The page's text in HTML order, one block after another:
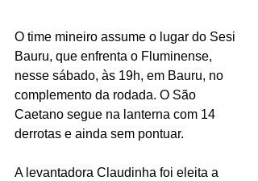
O time mineiro assume o lugar do Sesi
Bauru, que enfrenta o Fluminense,
nesse sábado, às 19h, em Bauru, no
complemento da rodada. O São
Caetano segue na lanterna com 14
derrotas e ainda sem pontuar.
A levantadora Claudinha foi eleita a